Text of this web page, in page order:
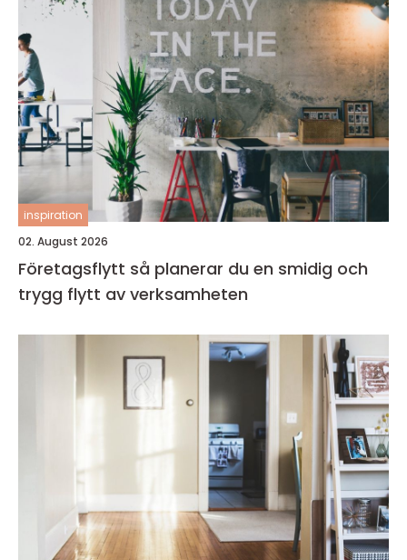
inspiration
02. August 2026
Företagsflytt så planerar du en smidig och
trygg flytt av verksamheten